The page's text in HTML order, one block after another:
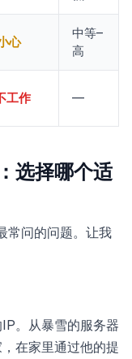
心
中等–
高
工作 —
选择哪个适
常问的问题。让我
。从暴雪的服务器
在家里通过他的提